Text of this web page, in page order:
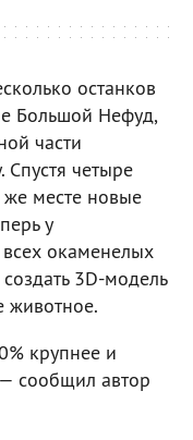
останков
Большой Нефуд,
части
Спустя четыре
месте новые
у
всех окаменелых
3D-модель
животное.
крупнее и
сообщил автор